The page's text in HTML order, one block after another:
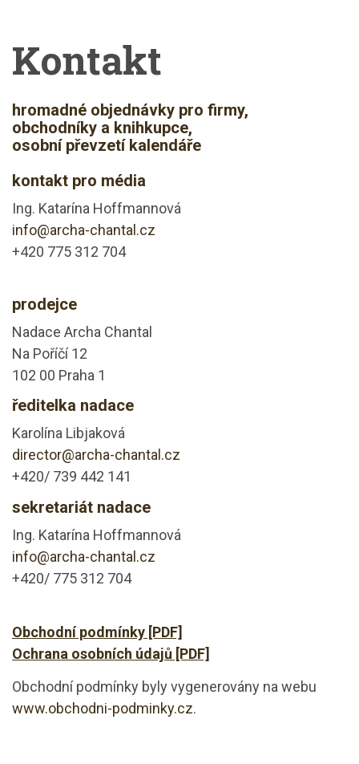
Kontakt
hromadné objednávky pro firmy,
obchodníky a knihkupce,
osobní převzetí kalendáře
kontakt pro média
Ing. Katarína Hoffmannová
info@archa-chantal.cz
+420 775 312 704
prodejce
Nadace Archa Chantal
Na Poříčí 12
102 00 Praha 1
ředitelka nadace
Karolína Libjaková
director@archa-chantal.cz
+420/ 739 442 141
sekretariát nadace
Ing. Katarína Hoffmannová
info@archa-chantal.cz
+420/ 775 312 704
Obchodní podmínky [PDF]
Ochrana osobních údajů [PDF]
Obchodní podmínky byly vygenerovány na webu
www.obchodni-podminky.cz.